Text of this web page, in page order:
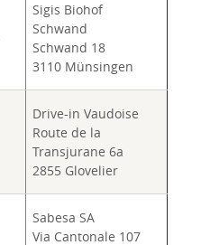
Sigis Biohof
Schwand
Schwand 18
3110 Münsingen
Drive-in Vaudoise
Route de la
Transjurane 6a
2855 Glovelier
Sabesa SA
Via Cantonale 107